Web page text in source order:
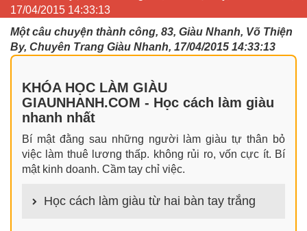
17/04/2015 14:33:13
Một câu chuyện thành công, 83, Giàu Nhanh, Võ Thiện
By, Chuyên Trang Giàu Nhanh, 17/04/2015 14:33:13
KHÓA HỌC LÀM GIÀU
GIAUNHANH.COM - Học cách làm giàu
nhanh nhất
Bí mật đằng sau những người làm giàu tự thân bỏ
việc làm thuê lương thấp. không rủi ro, vốn cực ít. Bí
mật kinh doanh. Cầm tay chỉ việc.
Học cách làm giàu từ hai bàn tay trắng